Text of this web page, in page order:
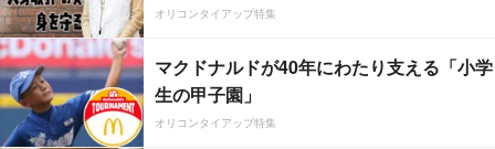
オリコンタイアップ特集
マクドナルドが40年にわたり支える「小学
生の甲子園」
オリコンタイアップ特集